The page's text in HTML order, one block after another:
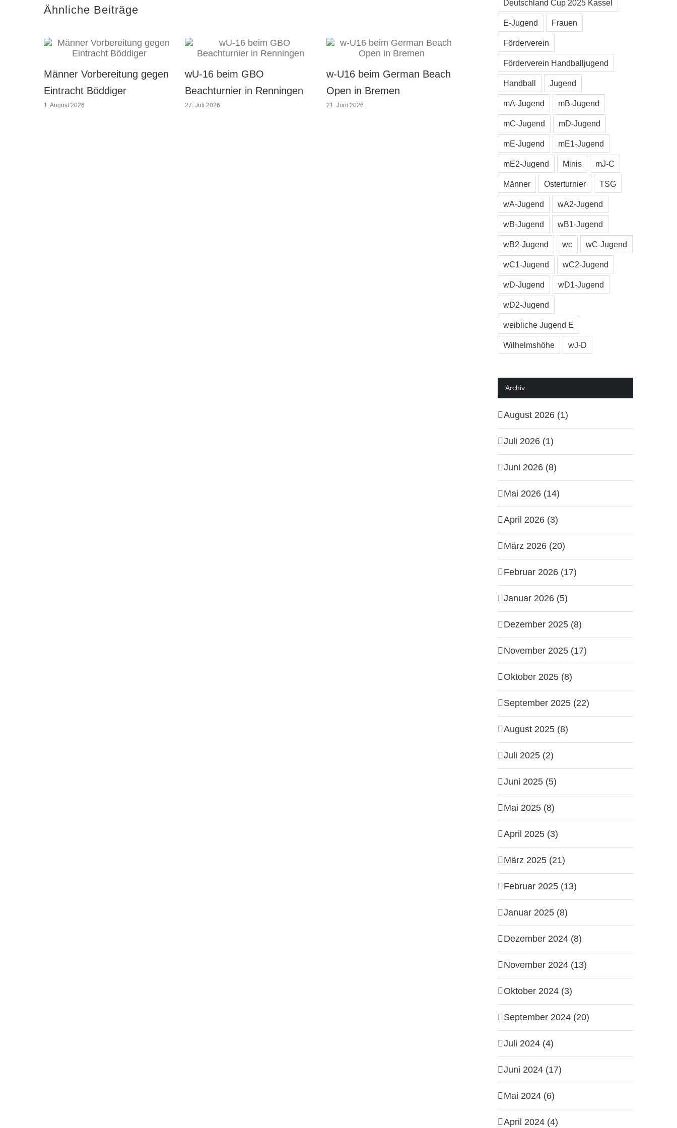
Ähnliche Beiträge
Männer Vorbereitung gegen
Eintracht Böddiger
1. August 2026
wU-16 beim GBO
Beachturnier in Renningen
27. Juli 2026
w-U16 beim German Beach
Open in Bremen
21. Juni 2026
wD-Juniors beim GSV-
Baunatal VW-Cup 2026
16. Juni 2026
wD beim
Deutschland Cup 2025 Kassel
E-Jugend Frauen
Förderverein
Förderverein Handballjugend
Handball Jugend
mA-Jugend mB-Jugend
mC-Jugend mD-Jugend
mE-Jugend mE1-Jugend
mE2-Jugend Minis mJ-C
Männer Osterturnier TSG
wA-Jugend wA2-Jugend
wB-Jugend wB1-Jugend
wB2-Jugend wc wC-Jugend
wC1-Jugend wC2-Jugend
wD-Jugend wD1-Jugend
wD2-Jugend
weibliche Jugend E
Wilhelmshöhe wJ-D
Archiv
August 2026 (1)
Juli 2026 (1)
Juni 2026 (8)
Mai 2026 (14)
April 2026 (3)
März 2026 (20)
Februar 2026 (17)
Januar 2026 (5)
Dezember 2025 (8)
November 2025 (17)
Oktober 2025 (8)
September 2025 (22)
August 2025 (8)
Juli 2025 (2)
Juni 2025 (5)
Mai 2025 (8)
April 2025 (3)
März 2025 (21)
Februar 2025 (13)
Januar 2025 (8)
Dezember 2024 (8)
November 2024 (13)
Oktober 2024 (3)
September 2024 (20)
Juli 2024 (4)
Juni 2024 (17)
Mai 2024 (6)
April 2024 (4)